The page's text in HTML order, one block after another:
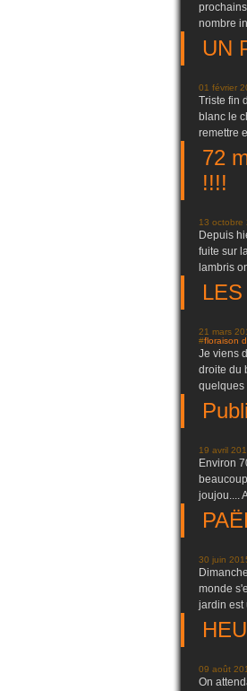
nombre
UN
01 février
Triste fin
blanc le
remettre
72
!!!!
13 octobre
Depuis
fuite sur
lambris
21 mars
#floraison
Je viens
droite du
quelques
19 avril
Environ
joujou....
30 juin
monde
jardin est
09 août
On